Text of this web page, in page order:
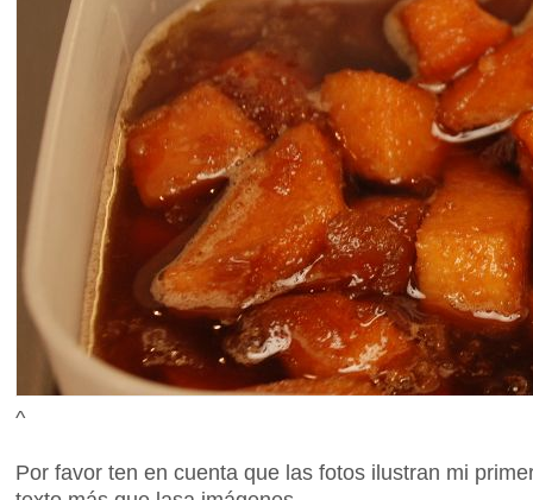
^
Por favor ten en cuenta que las fotos ilustran mi